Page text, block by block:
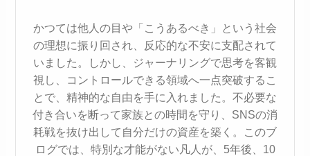
かつては他人の目や「こうあるべき」という社会
の理想に振り回され、反応的な不安に支配されて
いました。しかし、ジャーナリングで思考を客観
視し、コントロールできる領域へ一点突破するこ
とで、精神的な自由を手に入れました。不必要な
付き合いを断って家族との時間を守り、SNSの消
耗戦を抜け出して自分だけの資産を築く。このブ
ログでは、特別な才能がない凡人が、5年後、10